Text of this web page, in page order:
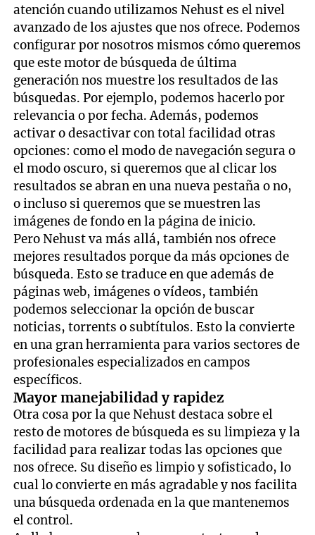
atención cuando utilizamos Nehust es el nivel
avanzado de los ajustes que nos ofrece. Podemos
configurar por nosotros mismos cómo queremos
que este motor de búsqueda de última
generación nos muestre los resultados de las
búsquedas. Por ejemplo, podemos hacerlo por
relevancia o por fecha. Además, podemos
activar o desactivar con total facilidad otras
opciones: como el modo de navegación segura o
el modo oscuro, si queremos que al clicar los
resultados se abran en una nueva pestaña o no,
o incluso si queremos que se muestren las
imágenes de fondo en la página de inicio.
Pero Nehust va más allá, también nos ofrece
mejores resultados porque da más opciones de
búsqueda. Esto se traduce en que además de
páginas web, imágenes o vídeos, también
podemos seleccionar la opción de buscar
noticias, torrents o subtítulos. Esto la convierte
en una gran herramienta para varios sectores de
profesionales especializados en campos
específicos.
Mayor manejabilidad y rapidez
Otra cosa por la que Nehust destaca sobre el
resto de motores de búsqueda es su limpieza y la
facilidad para realizar todas las opciones que
nos ofrece. Su diseño es limpio y sofisticado, lo
cual lo convierte en más agradable y nos facilita
una búsqueda ordenada en la que mantenemos
el control.